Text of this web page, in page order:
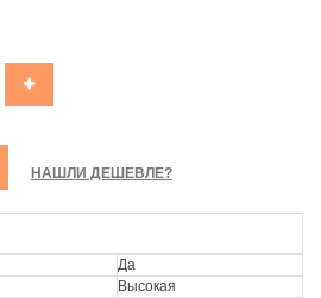
НАШЛИ ДЕШЕВЛЕ?
Да
Высокая